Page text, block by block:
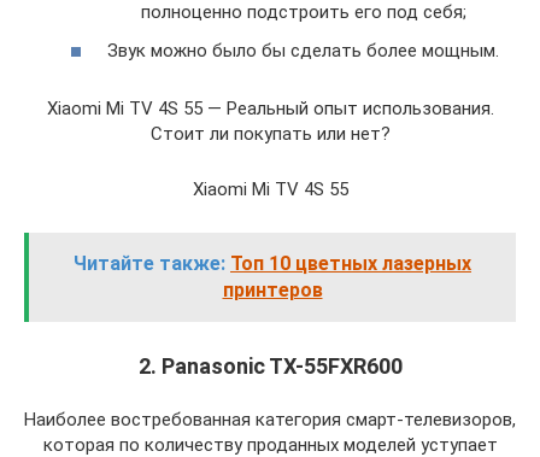
полноценно подстроить его под себя;
Звук можно было бы сделать более мощным.
Xiaomi Mi TV 4S 55 — Реальный опыт использования.
Стоит ли покупать или нет?
Xiaomi Mi TV 4S 55
Читайте также: Топ 10 цветных лазерных
принтеров
2. Panasonic TX-55FXR600
Наиболее востребованная категория смарт-телевизоров,
которая по количеству проданных моделей уступает